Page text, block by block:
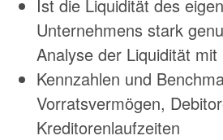
Ist die Liquidität des
Unternehmens stark
Analyse der Liquidität mit
Kennzahlen und
Vorratsvermögen,
Kreditorenlaufzeiten